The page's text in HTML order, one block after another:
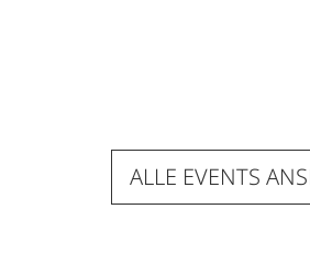
ALLE EVENTS